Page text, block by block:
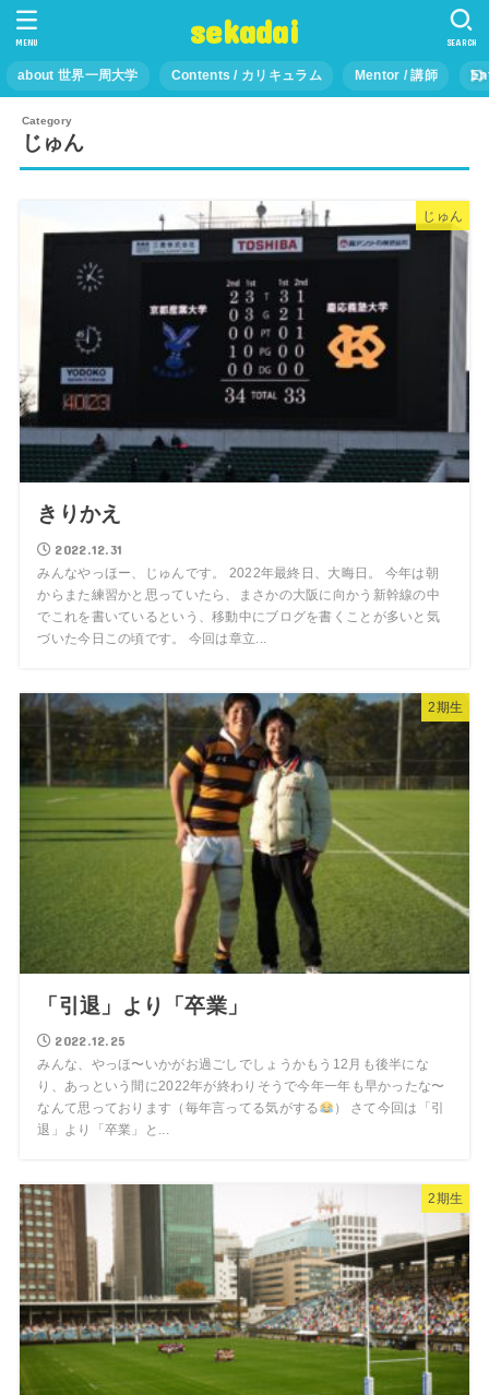
sekadai
about 世界一周大学 Contents / カリキュラム Mentor / 講師
SEARCH
MENU
じゅん
じゅん
きりかえ
2022.12.31
みんなやっほー、じゅんです。 2022年最終日、大晦日。 今年は朝
からまた練習かと思っていたら、まさかの大阪に向かう新幹線の中
でこれを書いているという、移動中にブログを書くことが多いと気
づいた今日この頃です。 今回は章立...
2期生
「引退」より「卒業」
2022.12.25
みんな、やっほ〜いかがお過ごしでしょうかもう12月も後半にな
り、あっという間に2022年が終わりそうで今年一年も早かったな〜
なんて思っております（毎年言ってる気がする
） さて今回は「引
退」より「卒業」と...
2期生